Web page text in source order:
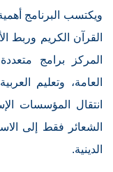
ويكتسب البرنامج
القرآن الكريم وربط
المركز برامج
العامة، وتعليم
انتقال المؤسسات
الشعائر فقط إلى
الدينية.